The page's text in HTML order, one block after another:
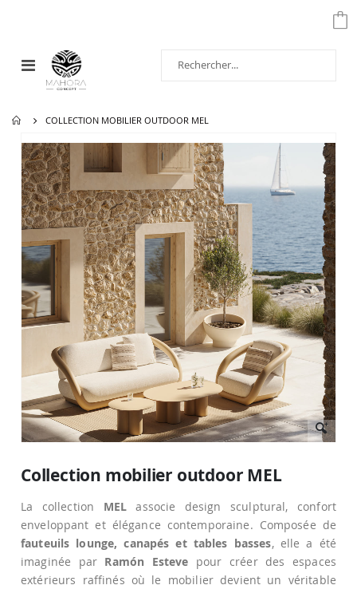
Affichage
navigation
COLLECTION MOBILIER OUTDOOR MEL
à
la
fin
de
la
galerie
d’images
début
la
Galerie
d’images
Collection mobilier outdoor MEL
La collection MELassocie design sculptural, confort
enveloppant et élégance contemporaine. Composée de
fauteuils lounge, canapés et tables basses, elle a été
imaginée par Ramón Esteve pour créer des espaces
extérieurs raffinés où le mobilier devient un véritable